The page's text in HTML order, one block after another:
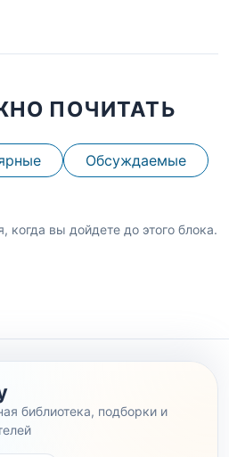
ПОЧИТАТЬ
Обсуждаемые
когда вы дойдете до этого блока.
библиотека, подборки и